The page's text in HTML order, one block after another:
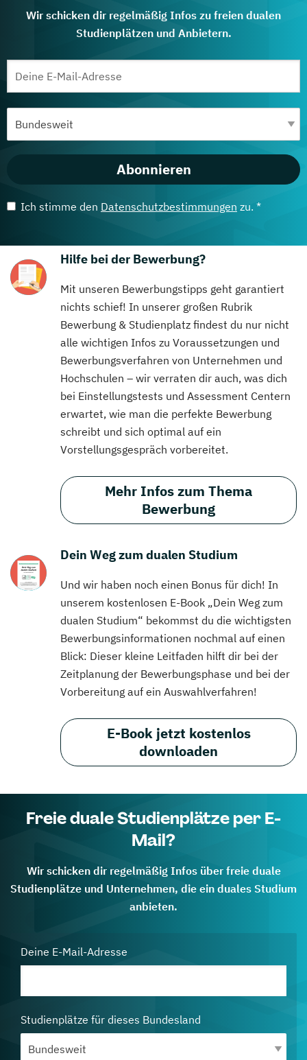
Wir schicken dir regelmäßig Infos zu freien dualen
Studienplätzen und Anbietern.
Abonnieren
Ich stimme den Datenschutzbestimmungen zu. *
Hilfe bei der Bewerbung?
Mit unseren Bewerbungstipps geht garantiert
nichts schief! In unserer großen Rubrik
Bewerbung & Studienplatz findest du nur nicht
alle wichtigen Infos zu Voraussetzungen und
Bewerbungsverfahren von Unternehmen und
Hochschulen – wir verraten dir auch, was dich
bei Einstellungstests und Assessment Centern
erwartet, wie man die perfekte Bewerbung
schreibt und sich optimal auf ein
Vorstellungsgespräch vorbereitet.
Mehr Infos zum Thema
Bewerbung
Dein Weg zum dualen Studium
Und wir haben noch einen Bonus für dich! In
unserem kostenlosen E-Book „Dein Weg zum
dualen Studium“ bekommst du die wichtigsten
Bewerbungsinformationen nochmal auf einen
Blick: Dieser kleine Leitfaden hilft dir bei der
Zeitplanung der Bewerbungsphase und bei der
Vorbereitung auf ein Auswahlverfahren!
E-Book jetzt kostenlos
downloaden
Freie duale Studienplätze per E-
Mail?
Wir schicken dir regelmäßig Infos über freie duale
Studienplätze und Unternehmen, die ein duales Studium
anbieten.
Deine E-Mail-Adresse
Studienplätze für dieses Bundesland